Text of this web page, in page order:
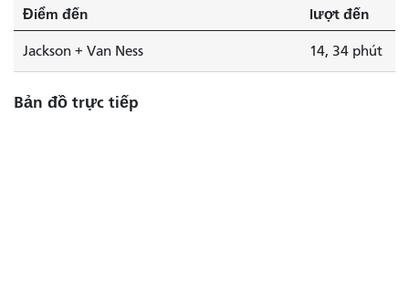
Điểm đến
lượt đến
Jackson + Van Ness 14, 34 phút
Bản đồ trực tiếp